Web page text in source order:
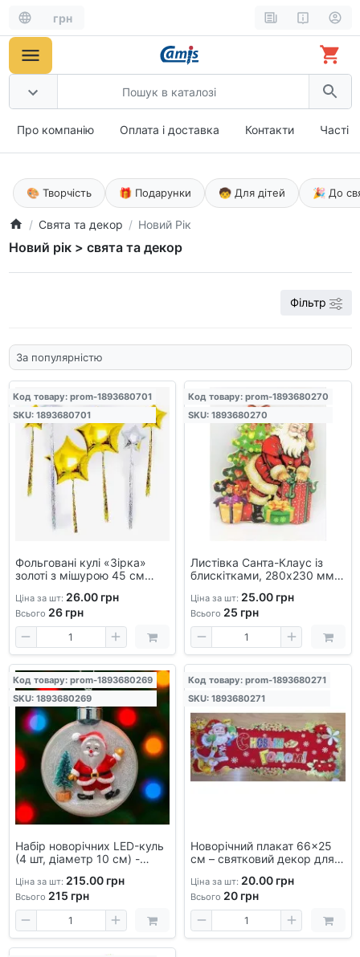
грн
Про компанію Оплата і доставка Контакти Часті
🎨 Творчість 🎁 Подарунки 🧒 Для дітей 🎉 До
Свята та декор Новий Рік
Новий рік > свята та декор
Фільтр
Фольговані кулі «Зірка»
золоті з мішурою 45 см
весілля, Нового року,
фотосесій, з гелієм
Код товару: prom-1893680701
SKU: 1893680701
Ціна за шт: 26.00 грн
Всього 26грн
Листівка Санта-Клаус із
блискітками, 280х230 мм,
скотчі
Код товару: prom-1893680270
SKU: 1893680270
Ціна за шт: 25.00 грн
Всього 25 грн
Набір новорічних LED-куль
(4 шт, діаметр 10 см) -
ялинку, що світяться
Код товару: prom-1893680269
SKU: 1893680269
Ціна за шт: 215.00 грн
Всього 215 грн
Новорічний плакат 66×25
см – святковий декор для
Код товару: prom-1893680271
SKU: 1893680271
Ціна за шт: 20.00 грн
Всього 20 грн